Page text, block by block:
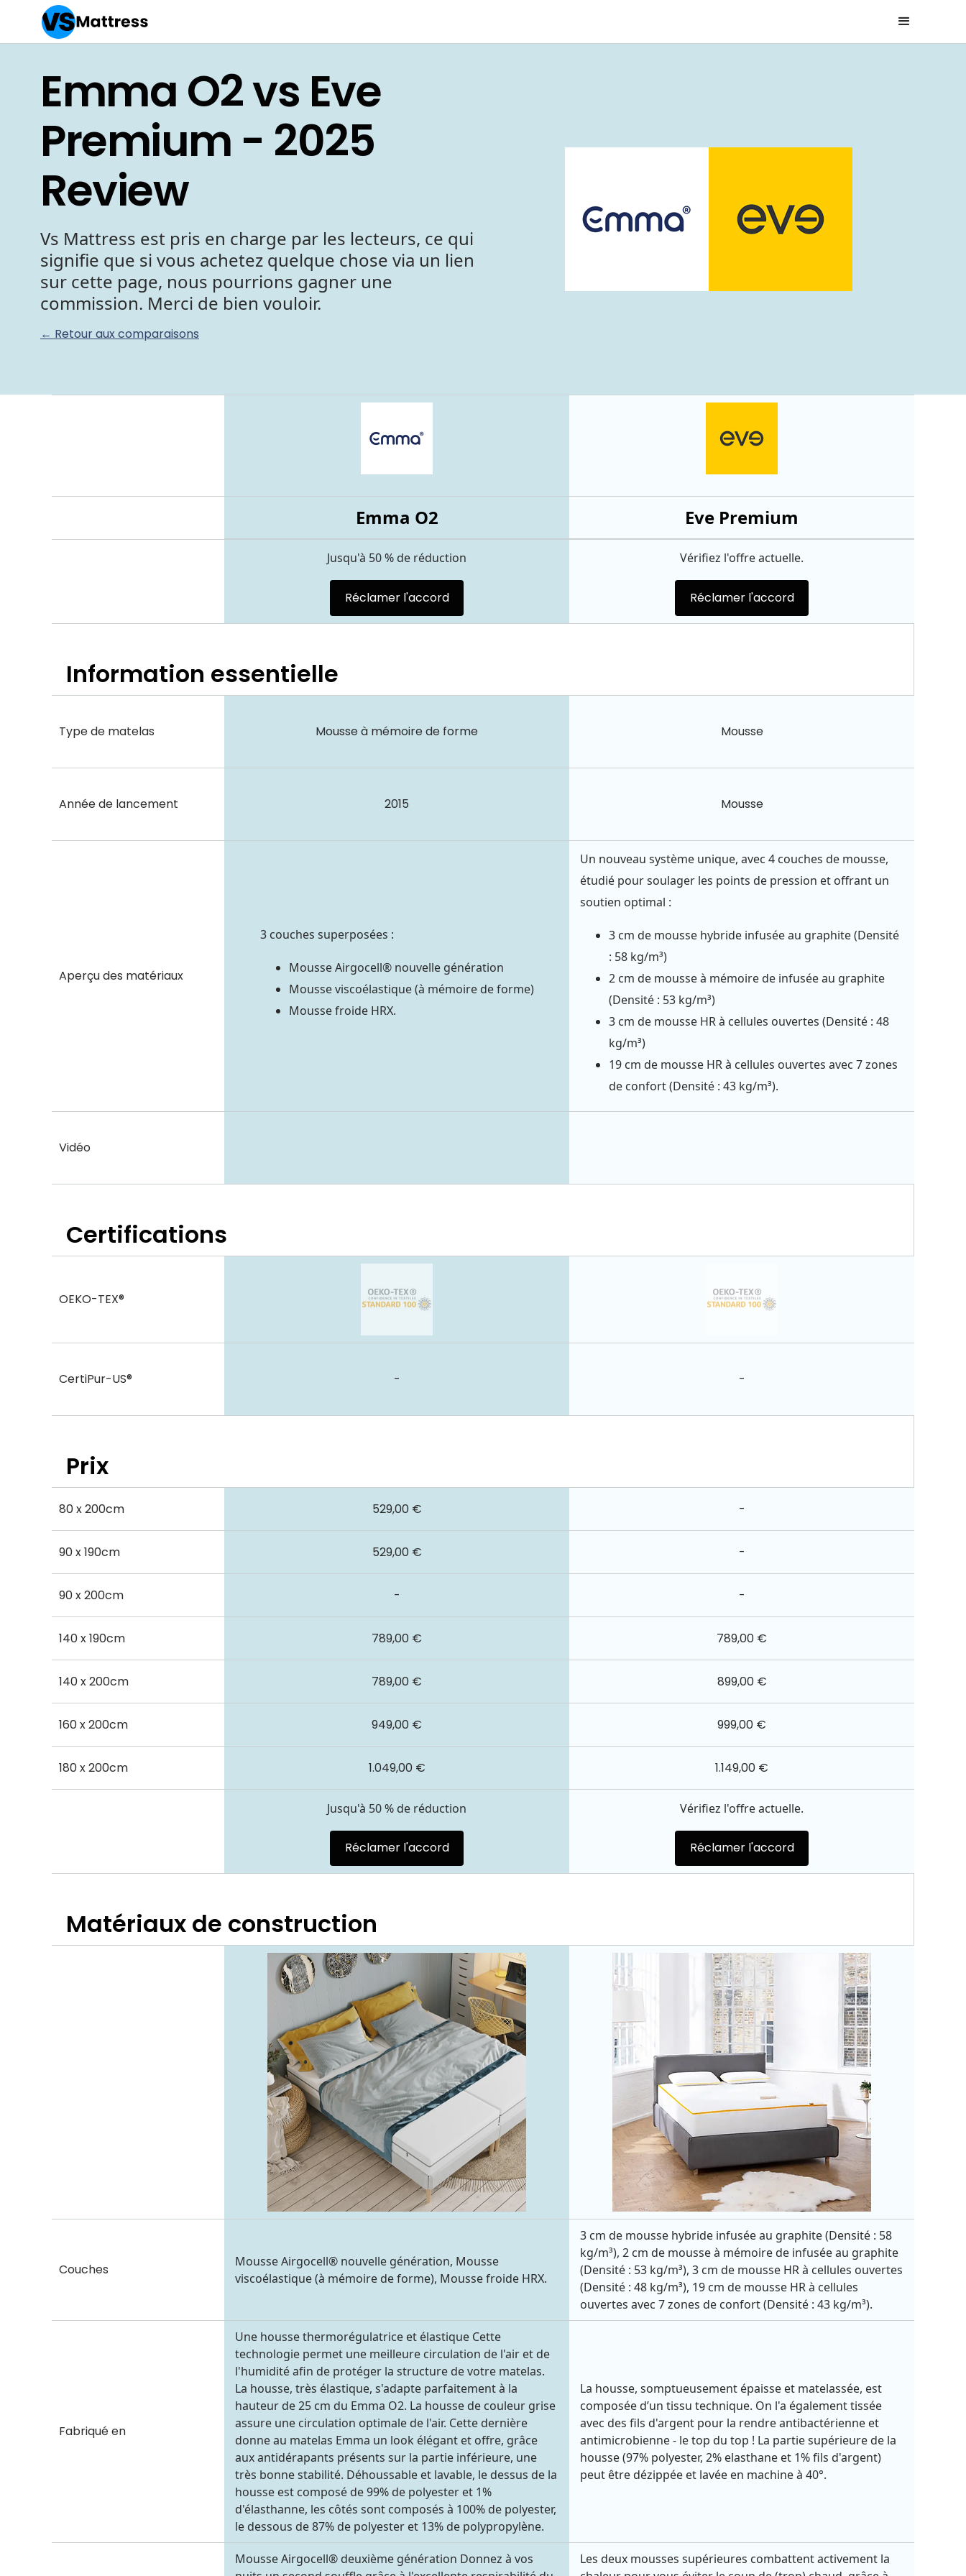
Emma O2 vs Eve
Premium - 2025
Review
Vs Mattress est pris en charge par les lecteurs, ce qui
signifie que si vous achetez quelque chose via un lien
sur cette page, nous pourrions gagner une
commission. Merci de bien vouloir.
← Retour aux comparaisons
Emma O2 Eve Premium
Jusqu'à 50 % de réduction
Réclamer l'accord
Vérifiez l'offre actuelle.
Réclamer l'accord
Information essentielle
Type de matelas Mousse à mémoire de forme Mousse
Année de lancement 2015 Mousse
Aperçu des matériaux
3 couches superposées :
Mousse Airgocell® nouvelle génération
Mousse viscoélastique (à mémoire de forme)
Mousse froide HRX.
Un nouveau système unique, avec 4 couches de mousse,
étudié pour soulager les points de pression et offrant un
soutien optimal :
3 cm de mousse hybride infusée au graphite (Densité
: 58 kg/m³)
2 cm de mousse à mémoire de infusée au graphite
(Densité : 53 kg/m³)
3 cm de mousse HR à cellules ouvertes (Densité : 48
kg/m³)
19 cm de mousse HR à cellules ouvertes avec 7 zones
de confort (Densité : 43 kg/m³).
Vidéo
Certifications
OEKO-TEX®
- -
CertiPur-US®
Prix
80 x 200cm 529,00 € -
90 x 190cm 529,00 € -
90 x 200cm - -
140 x 190cm 789,00 € 789,00 €
140 x 200cm 789,00 € 899,00 €
160 x 200cm 949,00 € 999,00 €
180 x 200cm 1.049,00 € 1.149,00 €
Jusqu'à 50 % de réduction
Réclamer l'accord
Vérifiez l'offre actuelle.
Réclamer l'accord
Matériaux de construction
Couches
Mousse Airgocell® nouvelle génération, Mousse
viscoélastique (à mémoire de forme), Mousse froide HRX.
3 cm de mousse hybride infusée au graphite (Densité : 58
kg/m³), 2 cm de mousse à mémoire de infusée au graphite
(Densité : 53 kg/m³), 3 cm de mousse HR à cellules ouvertes
(Densité : 48 kg/m³), 19 cm de mousse HR à cellules
ouvertes avec 7 zones de confort (Densité : 43 kg/m³).
Fabriqué en
Une housse thermorégulatrice et élastique Cette
technologie permet une meilleure circulation de l'air et de
l'humidité afin de protéger la structure de votre matelas.
La housse, très élastique, s'adapte parfaitement à la
hauteur de 25 cm du Emma O2. La housse de couleur grise
assure une circulation optimale de l'air. Cette dernière
donne au matelas Emma un look élégant et offre, grâce
aux antidérapants présents sur la partie inférieure, une
très bonne stabilité. Déhoussable et lavable, le dessus de la
housse est composé de 99% de polyester et 1%
d'élasthanne, les côtés sont composés à 100% de polyester,
le dessous de 87% de polyester et 13% de polypropylène.
La housse, somptueusement épaisse et matelassée, est
composée d’un tissu technique. On l'a également tissée
avec des fils d'argent pour la rendre antibactérienne et
antimicrobienne - le top du top ! La partie supérieure de la
housse (97% polyester, 2% elasthane et 1% fils d'argent)
peut être dézippée et lavée en machine à 40°.
Mousse Airgocell® deuxième génération Donnez à vos
Les deux mousses supérieures combattent activement la